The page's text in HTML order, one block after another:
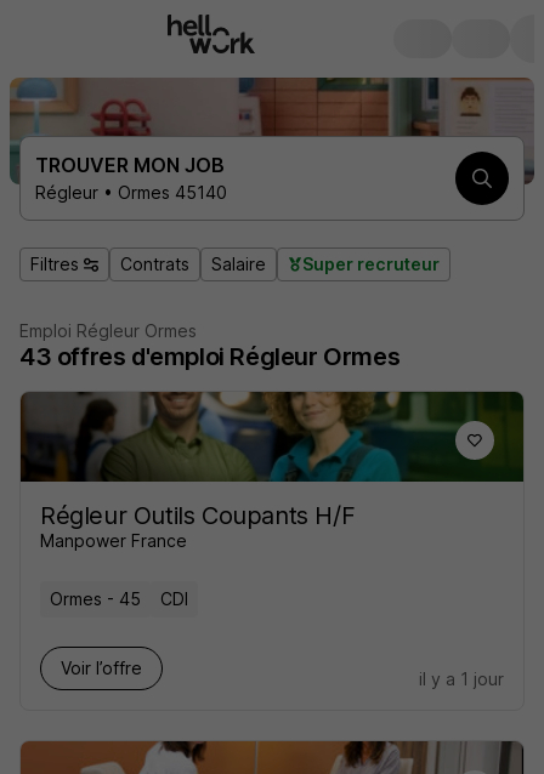
TROUVER MON JOB
Régleur • Ormes 45140
Filtres Contrats Salaire Super recruteur
Emploi Régleur Ormes
43 offres d'emploi Régleur Ormes
Régleur Outils Coupants H/F
Manpower France
Ormes - 45 CDI
Voir l’offre
il y a 1 jour